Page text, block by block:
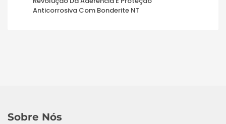
Anticorrosiva Com Bonderite NT
Sobre Nós